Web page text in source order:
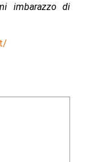
imbarazzo di